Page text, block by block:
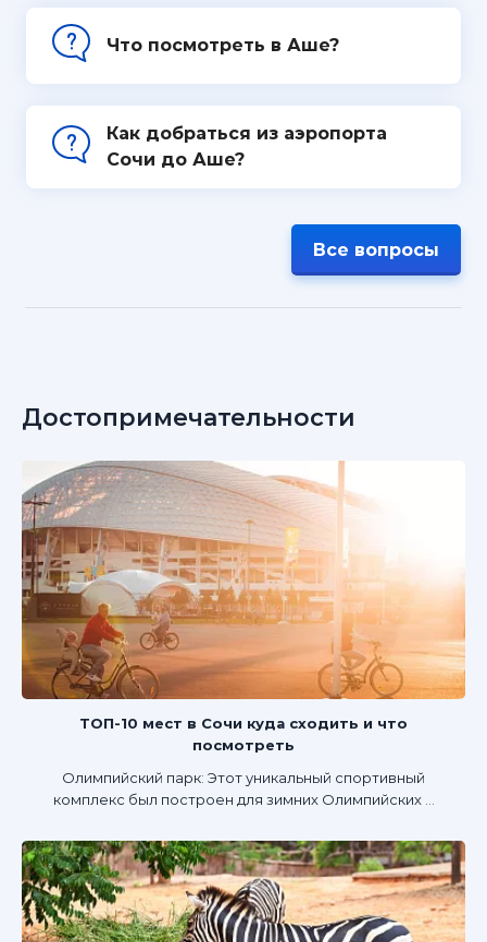
Что посмотреть в Аше?
Как добраться из аэропорта
Сочи до Аше?
Все вопросы
Достопримечательности
ТОП-10 мест в Сочи куда сходить и что
посмотреть
Олимпийский парк: Этот уникальный спортивный
комплекс был построен для зимних Олимпийских ...